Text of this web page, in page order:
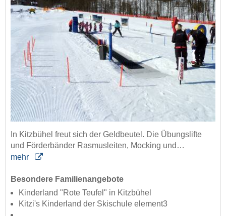
In Kitzbühel freut sich der Geldbeutel. Die Übungslifte
und Förderbänder Rasmusleiten, Mocking und…
mehr
Besondere Familienangebote
Kinderland "Rote Teufel" in Kitzbühel
Kitzi's Kinderland der Skischule element3